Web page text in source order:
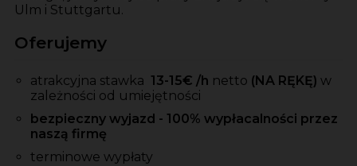
Ulm i Stuttgartu.
Oferujemy
atrakcyjna stawka 13-15€ /h netto (NA RĘKĘ) w
zależności od umiejętności
bezpieczny wyjazd - 100% wypłacalności przez
naszą firmę
terminowe wypłaty